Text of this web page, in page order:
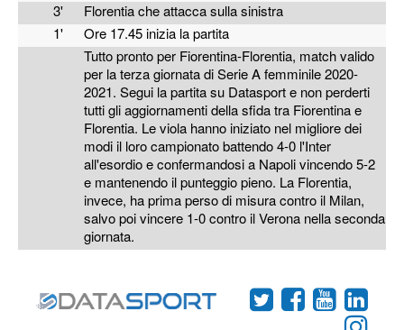
3'
Florentia che attacca sulla sinistra
1'
Ore 17.45 inizia la partita
Tutto pronto per Fiorentina-Florentia, match valido
per la terza giornata di Serie A femminile 2020-
2021. Segui la partita su Datasport e non perderti
tutti gli aggiornamenti della sfida tra Fiorentina e
Florentia. Le viola hanno iniziato nel migliore dei
modi il loro campionato battendo 4-0 l'Inter
all'esordio e confermandosi a Napoli vincendo 5-2
e mantenendo il punteggio pieno. La Florentia,
invece, ha prima perso di misura contro il Milan,
salvo poi vincere 1-0 contro il Verona nella seconda
giornata.